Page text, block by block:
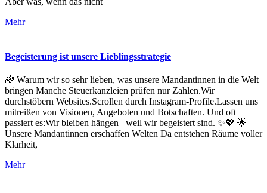
Mehr
Begeisterung ist unsere Lieblingsstrategie
🌈 Warum wir so sehr lieben, was unsere Mandantinnen in die Welt
bringen Manche Steuerkanzleien prüfen nur Zahlen.Wir
durchstöbern Websites.Scrollen durch Instagram-Profile.Lassen uns
mitreißen von Visionen, Angeboten und Botschaften. Und oft
passiert es:Wir bleiben hängen –weil wir begeistert sind. ✨💖 🌟
Unsere Mandantinnen erschaffen Welten Da entstehen Räume voller
Klarheit,
Mehr